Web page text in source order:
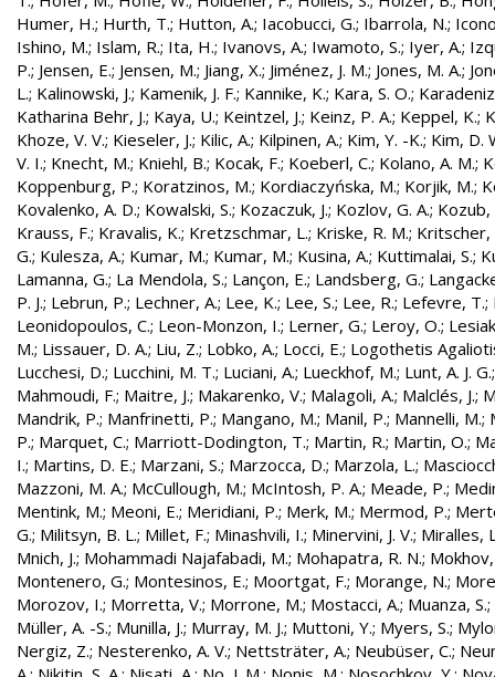
Humer, H.; Hurth, T.; Hutton, A.; Iacobucci, G.; Ibarrola, N.;
Ishino, M.; Islam, R.; Ita, H.; Ivanovs, A.; Iwamoto, S.; Iyer, A.;
P.; Jensen, E.; Jensen, M.; Jiang, X.; Jiménez, J. M.; Jones, M. A.;
L.; Kalinowski, J.; Kamenik, J. F.; Kannike, K.; Kara, S. O.;
Katharina Behr, J.; Kaya, U.; Keintzel, J.; Keinz, P. A.; Keppel, K.;
Khoze, V. V.; Kieseler, J.; Kilic, A.; Kilpinen, A.; Kim, Y. -K.; Kim, D.
V. I.; Knecht, M.; Kniehl, B.; Kocak, F.; Koeberl, C.; Kolano, A. M.;
Koppenburg, P.; Koratzinos, M.; Kordiaczyńska, M.; Korjik, M.;
Kovalenko, A. D.; Kowalski, S.; Kozaczuk, J.; Kozlov, G. A.; Kozub,
Krauss, F.; Kravalis, K.; Kretzschmar, L.; Kriske, R. M.; Kritscher,
G.; Kulesza, A.; Kumar, M.; Kumar, M.; Kusina, A.; Kuttimalai, S.;
Lamanna, G.; La Mendola, S.; Lançon, E.; Landsberg, G.;
P. J.; Lebrun, P.; Lechner, A.; Lee, K.; Lee, S.; Lee, R.; Lefevre, T.;
Leonidopoulos, C.; Leon-Monzon, I.; Lerner, G.; Leroy, O.;
M.; Lissauer, D. A.; Liu, Z.; Lobko, A.; Locci, E.; Logothetis
Lucchesi, D.; Lucchini, M. T.; Luciani, A.; Lueckhof, M.; Lunt, A. J. G.
Mahmoudi, F.; Maitre, J.; Makarenko, V.; Malagoli, A.; Malclés, J.;
Mandrik, P.; Manfrinetti, P.; Mangano, M.; Manil, P.; Mannelli, M.;
P.; Marquet, C.; Marriott-Dodington, T.; Martin, R.; Martin, O.;
I.; Martins, D. E.; Marzani, S.; Marzocca, D.; Marzola, L.;
Mazzoni, M. A.; McCullough, M.; McIntosh, P. A.; Meade, P.;
Mentink, M.; Meoni, E.; Meridiani, P.; Merk, M.; Mermod, P.;
G.; Militsyn, B. L.; Millet, F.; Minashvili, I.; Minervini, J. V.; Miralles,
Mnich, J.; Mohammadi Najafabadi, M.; Mohapatra, R. N.;
Montenero, G.; Montesinos, E.; Moortgat, F.; Morange, N.;
Morozov, I.; Morretta, V.; Morrone, M.; Mostacci, A.; Muanza, S.;
Müller, A. -S.; Munilla, J.; Murray, M. J.; Muttoni, Y.; Myers, S.;
Nergiz, Z.; Nesterenko, A. V.; Nettsträter, A.; Neubüser, C.;